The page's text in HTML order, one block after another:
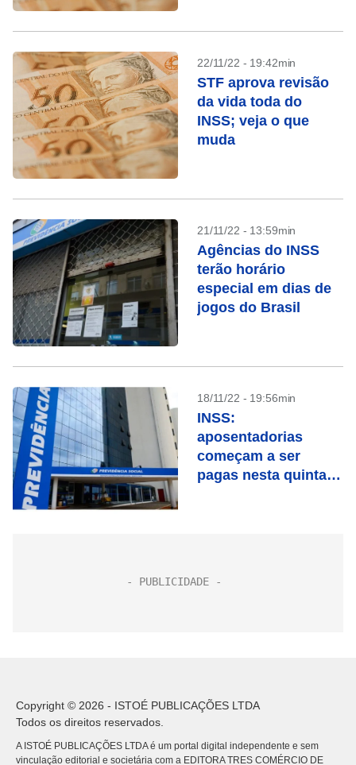
22/11/22 - 19:42min
STF aprova revisão
da vida toda do
INSS; veja o que
muda
21/11/22 - 13:59min
Agências do INSS
terão horário
especial em dias de
jogos do Brasil
18/11/22 - 19:56min
INSS:
aposentadorias
começam a ser
pagas nesta quinta
Copyright © 2026 - ISTOÉ PUBLICAÇÕES LTDA
Todos os direitos reservados.
A ISTOÉ PUBLICAÇÕES LTDA é um portal digital independente e sem
vinculação editorial e societária com a EDITORA TRES COMÉRCIO DE